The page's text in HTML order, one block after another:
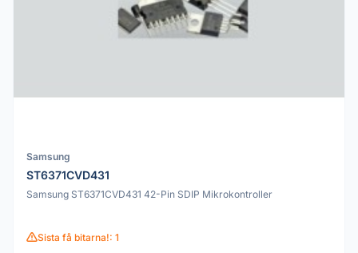
Samsung
ST6371CVD431
Samsung ST6371CVD431 42-Pin SDIP Mikrokontroller
Sista få bitarna!: 1